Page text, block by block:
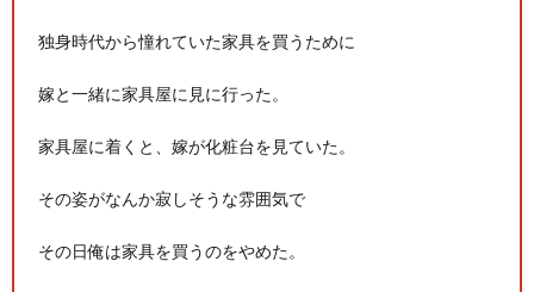
【セール】Apple Apple Watch、iPhoneや...
(7/30)
可愛い彼女が部屋に入ってきた。もしかしてニンジャ？→スタイリ...
(7/30)
Powered by livedoor 相互RSS
独身時代から憧れていた家具を買うために
嫁と一緒に家具屋に見に行った。
家具屋に着くと、嫁が化粧台を見ていた。
その姿がなんか寂しそうな雰囲気で
その日俺は家具を買うのをやめた。